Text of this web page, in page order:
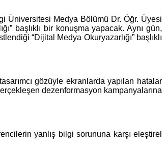
Üniversitesi Medya Bölümü Dr. Öğr. Üyesi
başlıklı bir konuşma yapacak. Aynı gün,
“Dijital Medya Okuryazarlığı” başlıklı
gözüyle ekranlarda yapılan hatalar
dezenformasyon kampanyalarına
yanlış bilgi sorununa karşı eleştirel